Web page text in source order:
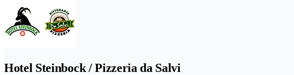
Hotel Steinbock / Pizzeria da Salvi